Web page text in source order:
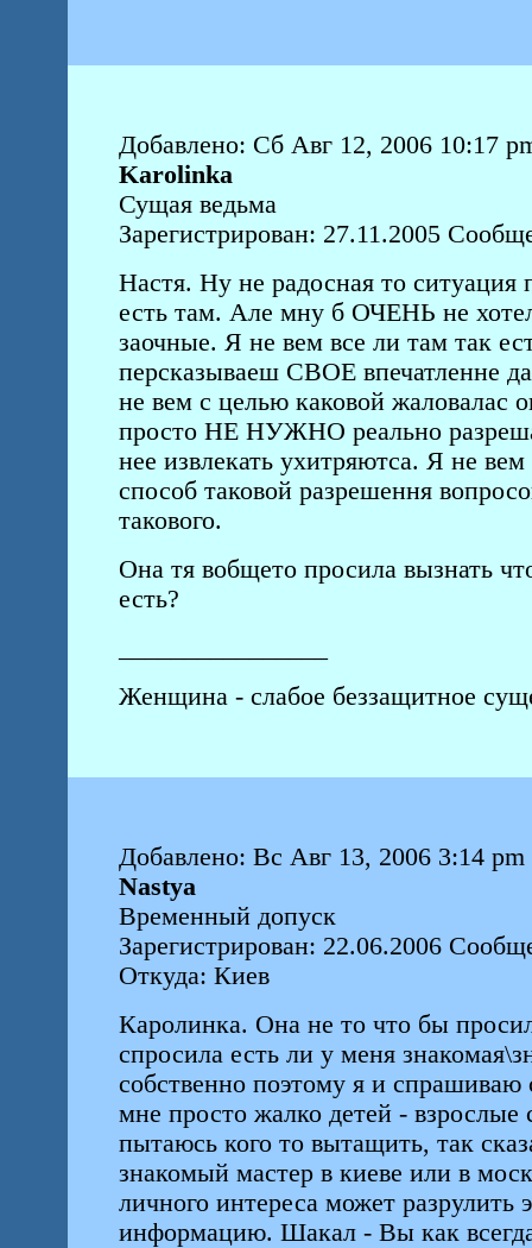
Добавлено: Сб Авг 12, 2006 10:17
Karolinka
Сущая ведьма
Зарегистрирован: 27.11.2005
Настя. Ну не радосная то
есть там. Але мну б ОЧЕНЬ не
заочные. Я не вем все ли там так
персказываеш СВОЕ впечатленне
не вем с целью каковой жаловалас
просто НЕ НУЖНО реально
нее извлекать ухитряютса. Я не
способ таковой разрешення
такового.
Она тя вобщето просила вызнать
есть?
Женщина - слабое беззащитное
Добавлено: Вс Авг 13, 2006 3:14 pm
Nastya
Временный допуск
Зарегистрирован: 22.06.2006
Откуда: Киев
Каролинка. Она не то что бы
спросила есть ли у меня
собственно поэтому я и
мне просто жалко детей - взрослые
пытаюсь кого то вытащить, так
знакомый мастер в киеве или в
личного интереса может разрулить
информацию. Шакал - Вы как